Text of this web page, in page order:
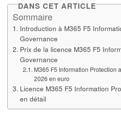
DANS CET ARTICLE
Sommaire
Introduction à M365 F5
Governance
Prix de la licence M365 F5
Governance
M365 F5 Information Protection
2026 en euro
Licence M365 F5 Information
en détail